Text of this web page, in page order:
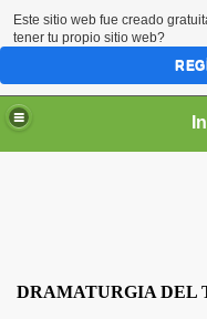
DRAMATURGIA DEL
Este sitio web fue creado
tener tu propio sitio web?